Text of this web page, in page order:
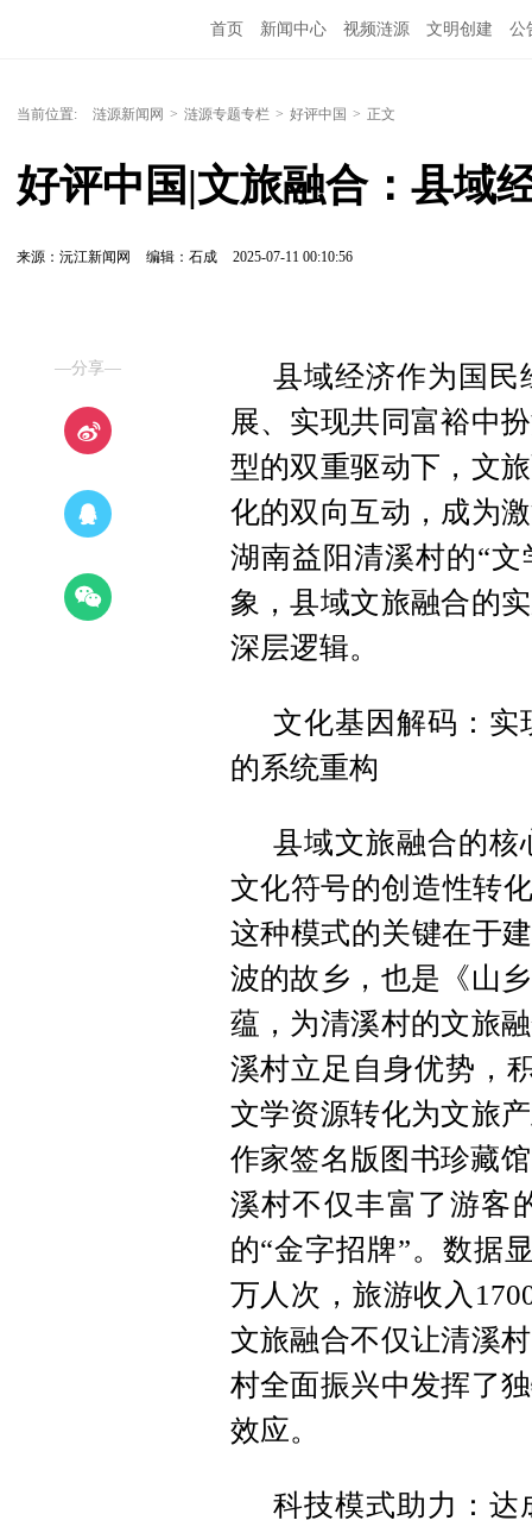
首页 新闻中心 视频涟源 文明创建 公
当前位置: 涟源新闻网 > 涟源专题专栏 > 好评中国 > 正文
好评中国|文旅融合：县域
来源：沅江新闻网 编辑：石成 2025-07-11 00:10:56
—分享—
县域经济作为国民
展、实现共同富裕中
型的双重驱动下，文
化的双向互动，成为
湖南益阳清溪村的“
象，县域文旅融合的
深层逻辑。
文化基因解码：实
的系统重构
县域文旅融合的核
文化符号的创造性转
这种模式的关键在于
波的故乡，也是《山
蕴，为清溪村的文旅
溪村立足自身优势，
文学资源转化为文旅
作家签名版图书珍藏
溪村不仅丰富了游客
的“金字招牌”。数据
万人次，旅游收入
文旅融合不仅让清溪
村全面振兴中发挥了
效应。
科技模式助力：达